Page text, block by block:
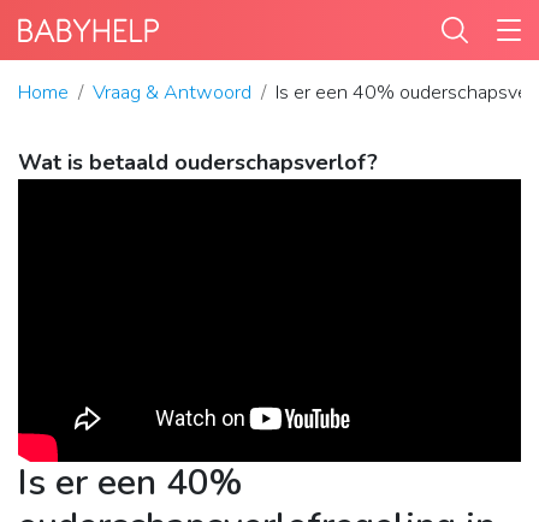
Home Vraag & Antwoord Is er een 40%
Wat is betaald ouderschapsverlof?
Is er een 40%